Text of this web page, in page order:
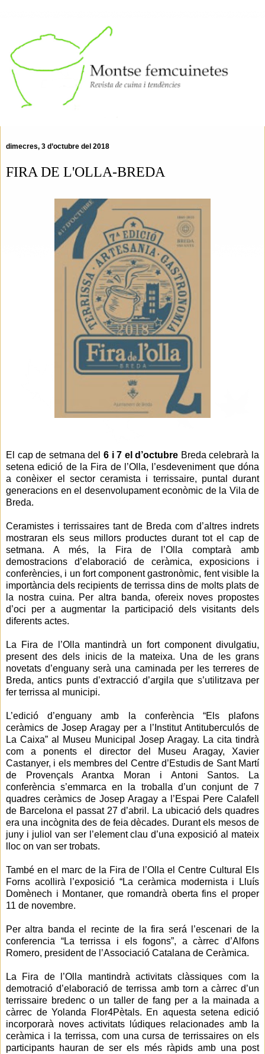
dimecres, 3 d’octubre del 2018
FIRA DE L'OLLA-BREDA
El cap de setmana del 6 i 7 el d’octubre Breda celebrarà la
setena edició de la Fira de l’Olla, l’esdeveniment que dóna
a conèixer el sector ceramista i terrissaire, puntal durant
generacions en el desenvolupament econòmic de la Vila de
Breda.
Ceramistes i terrissaires tant de Breda com d’altres indrets
mostraran els seus millors productes durant tot el cap de
setmana. A més, la Fira de l’Olla comptarà amb
demostracions d’elaboració de ceràmica, exposicions i
conferències, i un fort component gastronòmic, fent visible la
importància dels recipients de terrissa dins de molts plats de
la nostra cuina. Per altra banda, ofereix noves propostes
d’oci per a augmentar la participació dels visitants dels
diferents actes.
La Fira de l’Olla mantindrà un fort component divulgatiu,
present des dels inicis de la mateixa. Una de les grans
novetats d’enguany serà una caminada per les terreres de
Breda, antics punts d’extracció d’argila que s’utilitzava per
fer terrissa al municipi.
L’edició d’enguany amb la conferència “Els plafons
ceràmics de Josep Aragay per a l’Institut Antituberculós de
La Caixa” al Museu Municipal Josep Aragay. La cita tindrà
com a ponents el director del Museu Aragay, Xavier
Castanyer, i els membres del Centre d’Estudis de Sant Martí
de Provençals Arantxa Moran i Antoni Santos. La
conferència s’emmarca en la troballa d’un conjunt de 7
quadres ceràmics de Josep Aragay a l’Espai Pere Calafell
de Barcelona el passat 27 d’abril. La ubicació dels quadres
era una incògnita des de feia dècades. Durant els mesos de
juny i juliol van ser l’element clau d’una exposició al mateix
lloc on van ser trobats.
També en el marc de la Fira de l’Olla el Centre Cultural Els
Forns acollirà l’exposició “La ceràmica modernista i Lluís
Domènech i Montaner, que romandrà oberta fins el proper
11 de novembre.
Per altra banda el recinte de la fira será l’escenari de la
conferencia “La terrissa i els fogons”, a càrrec d’Alfons
Romero, president de l’Associació Catalana de Ceràmica.
La Fira de l’Olla mantindrà activitats clàssiques com la
demotració d’elaboració de terrissa amb torn a càrrec d’un
terrissaire bredenc o un taller de fang per a la mainada a
càrrec de Yolanda Flor4Pètals. En aquesta setena edició
incorporarà noves activitats lúdiques relacionades amb la
ceràmica i la terrissa, com una cursa de terrissaires on els
participants hauran de ser els més ràpids amb una post